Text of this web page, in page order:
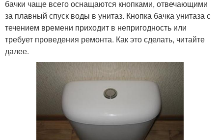
бачки чаще всего оснащаются кнопками, отвечающими
за плавный спуск воды в унитаз. Кнопка бачка унитаза с
течением времени приходит в непригодность или
требует проведения ремонта. Как это сделать, читайте
далее.